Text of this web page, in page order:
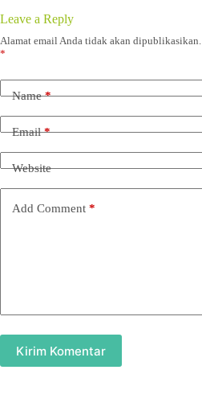
Leave a Reply
Alamat email Anda tidak akan dipublikasikan.
*
Name*
Email*
Website
Add Comment *
Kirim Komentar